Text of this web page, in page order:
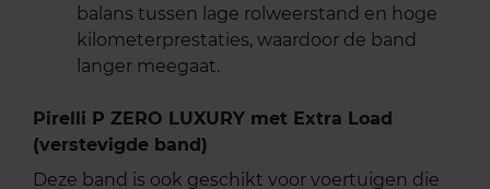
balans tussen lage rolweerstand en hoge
kilometerprestaties, waardoor de band
langer meegaat.
Pirelli P ZERO LUXURY met Extra Load
(verstevigde band)
Deze band is ook geschikt voor voertuigen die